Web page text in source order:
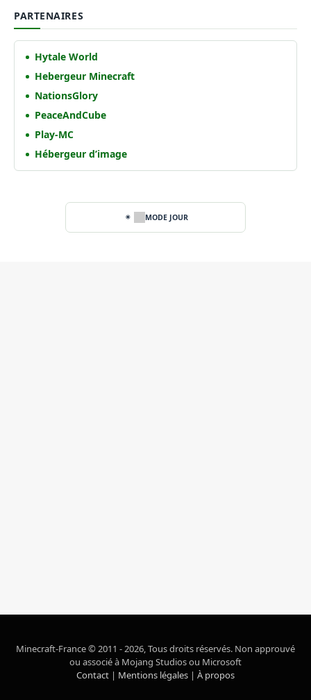
PARTENAIRES
Hytale World
Hebergeur Minecraft
NationsGlory
PeaceAndCube
Play-MC
Hébergeur d’image
MODE JOUR
Minecraft-France © 2011 - 2026, Tous droits réservés. Non approuvé
ou associé à Mojang Studios ou Microsoft
Contact | Mentions légales | À propos